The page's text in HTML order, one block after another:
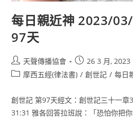
每日親近神 2023/
97天
天聲傳播協會
26 3 月, 2023
摩西五經(律法書) / 創世記 / 每日
創世記 第97天經文：創世記三十一章
31:31 雅各回答拉班說：「恐怕你把